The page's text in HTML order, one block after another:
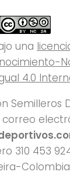
una
4.0
Semilleros
correo
310 453
Colombia